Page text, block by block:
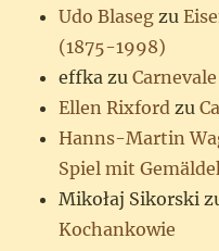
Udo Blaseg zu
(1875-1998)
effka zu
Ellen Rixford zu
Hanns-Martin
Spiel mit
Mikołaj Sikorski
Kochankowie